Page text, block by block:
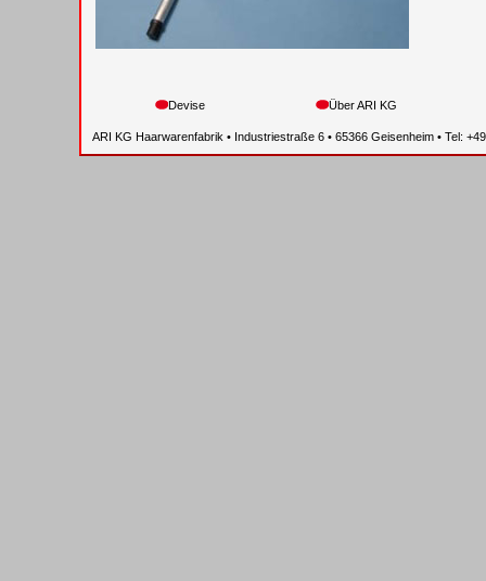
Devise Über ARI KG
ARI KG Haarwarenfabrik • Industriestraße 6 • 65366 Geisenheim • Tel: